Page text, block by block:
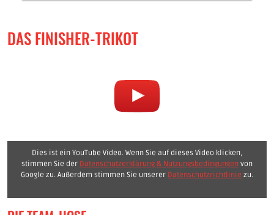
DAS FINISHER-TRIKOT
Dies ist ein YouTube Video. Wenn Sie auf dieses Video klicken,
stimmen Sie der Datenschutzerklärung & Nutzungsbedingungen von
Google zu. Außerdem stimmen Sie unserer Datenschutzrichtlinie zu.